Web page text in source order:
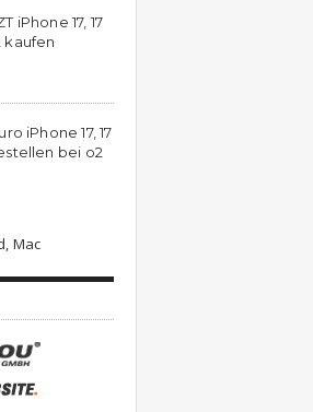
iPhone 17, 17
kaufen
iPhone 17, 17
bei o2
Mac